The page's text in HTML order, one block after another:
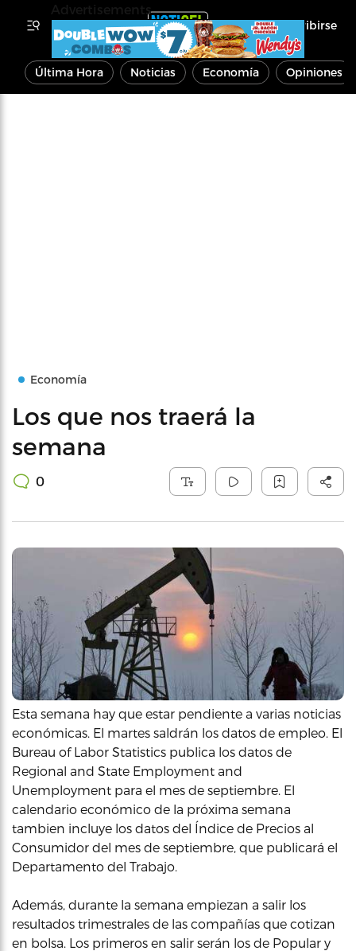
Inscribirse
Última Hora Noticias Economía Opiniones
Economía
Los que nos traerá la
semana
0
Esta semana hay que estar pendiente a varias noticias
económicas. El martes saldrán los datos de empleo. El
Bureau of Labor Statistics publica los datos de
Regional and State Employment and
Unemployment para el mes de septiembre. El
calendario económico de la próxima semana
tambien incluye los datos del Índice de Precios al
Consumidor del mes de septiembre, que publicará el
Departamento del Trabajo.
Además, durante la semana empiezan a salir los
resultados trimestrales de las compañías que cotizan
en bolsa. Los primeros en salir serán los de Popular y
Advertisements